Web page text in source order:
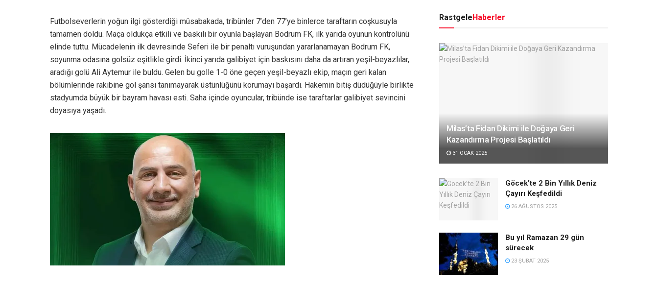
Futbolseverlerin yoğun ilgi gösterdiği müsabakada, tribünler 7’den 77’ye binlerce taraftarın coşkusuyla
tamamen doldu. Maça oldukça etkili ve baskılı bir oyunla başlayan Bodrum FK, ilk yarıda oyunun kontrolünü
elinde tuttu. Mücadelenin ilk devresinde Seferi ile bir penaltı vuruşundan yararlanamayan Bodrum FK,
soyunma odasına golsüz eşitlikle girdi. İkinci yarıda galibiyet için baskısını daha da artıran yeşil-beyazlılar,
aradığı golü Ali Aytemur ile buldu. Gelen bu golle 1-0 öne geçen yeşil-beyazlı ekip, maçın geri kalan
bölümlerinde rakibine gol şansı tanımayarak üstünlüğünü korumayı başardı. Hakemin bitiş düdüğüyle birlikte
stadyumda büyük bir bayram havası esti. Saha içinde oyuncular, tribünde ise taraftarlar galibiyet sevincini
doyasıya yaşadı.
RastgeleHaberler
Milas’ta Fidan Dikimi ile Doğaya Geri
Kazandırma Projesi Başlatıldı
31 OCAK 2025
Göcek’te 2 Bin Yıllık Deniz
Çayırı Keşfedildi
26 AĞUSTOS 2025
Bu yıl Ramazan 29 gün
sürecek
23 ŞUBAT 2025